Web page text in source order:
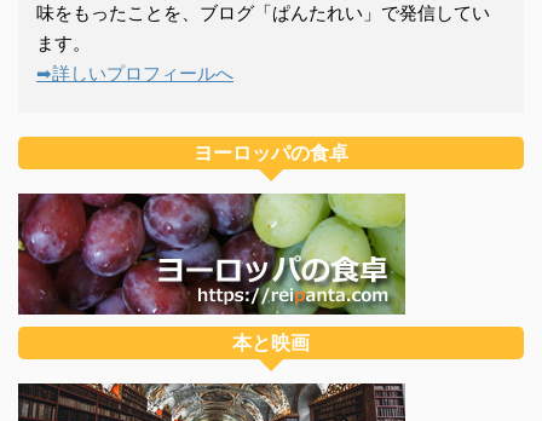
味をもったことを、ブログ「ぱんたれい」で発信してい
ます。
➡詳しいプロフィールへ
ヨーロッパの食卓
本と映画